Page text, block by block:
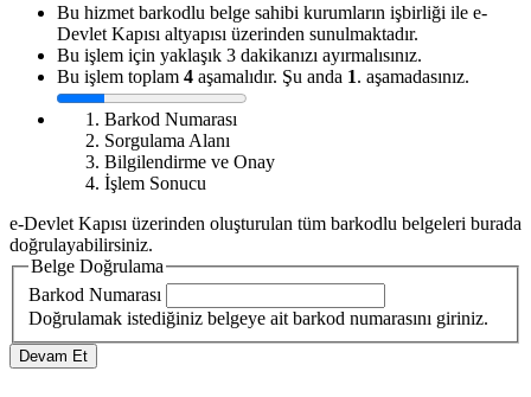
Bu hizmet barkodlu belge sahibi kurumların işbirliği ile e-
Devlet Kapısı altyapısı üzerinden sunulmaktadır.
Bu işlem için yaklaşık 3 dakikanızı ayırmalısınız.
Bu işlem toplam 4 aşamalıdır. Şu anda 1. aşamadasınız.
Barkod Numarası
Sorgulama Alanı
Bilgilendirme ve Onay
İşlem Sonucu
e-Devlet Kapısı üzerinden oluşturulan tüm barkodlu belgeleri burada
doğrulayabilirsiniz.
Belge Doğrulama
Barkod Numarası
Doğrulamak istediğiniz belgeye ait barkod numarasını giriniz.